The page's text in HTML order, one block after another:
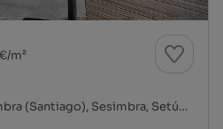
m²
Praça da Califórnia, Sesimbra (Santiago), Sesimbra, Setúbal